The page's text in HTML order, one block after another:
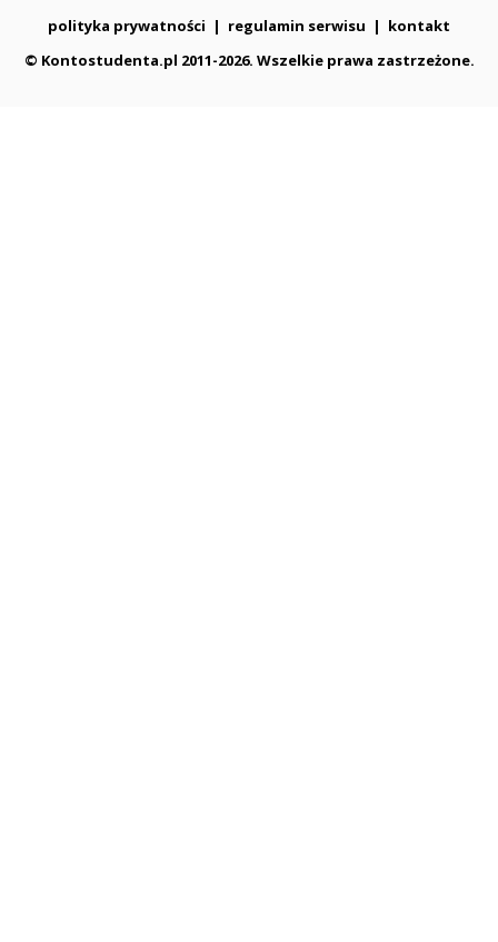
polityka prywatności | regulamin serwisu | kontakt
© Kontostudenta.pl 2011-2026. Wszelkie prawa zastrzeżone.